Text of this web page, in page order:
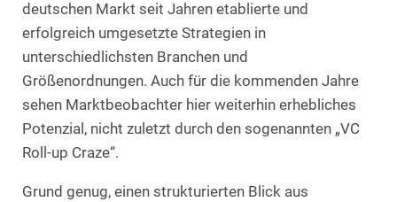
deutschen Markt seit Jahren etablierte und
erfolgreich umgesetzte Strategien in
unterschiedlichsten Branchen und
Größenordnungen. Auch für die kommenden Jahre
sehen Marktbeobachter hier weiterhin erhebliches
Potenzial, nicht zuletzt durch den sogenannten „VC
Roll-up Craze“.
Grund genug, einen strukturierten Blick aus